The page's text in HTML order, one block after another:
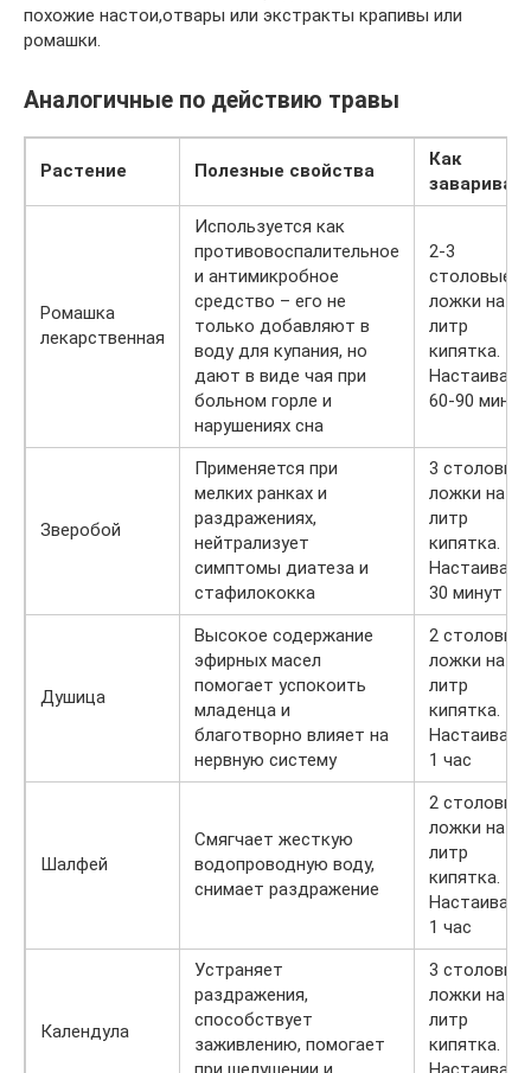
похожие настои,отвары или экстракты крапивы или
ромашки.
Аналогичные по действию травы
Растение Полезные свойства
Как
Ромашка
лекарственная
Используется как
противовоспалительное
и антимикробное
средство – его не
только добавляют в
воду для купания, но
дают в виде чая при
больном горле и
нарушениях сна
2-3
столовые
ложки на 1
литр
кипятка.
Настаивать
60-90 минут
Зверобой
Применяется при
мелких ранках и
раздражениях,
нейтрализует
симптомы диатеза и
стафилококка
3 столовые
ложки на 1
литр
кипятка.
Настаивать
30 минут
Душица
Высокое содержание
эфирных масел
помогает успокоить
младенца и
благотворно влияет на
нервную систему
2 столовые
ложки на 1
литр
кипятка.
Настаивать
1 час
Шалфей
Смягчает жесткую
водопроводную воду,
снимает раздражение
2 столовые
ложки на 1
литр
кипятка.
Настаивать
1 час
Календула
Устраняет
раздражения,
способствует
заживлению, помогает
3 столовые
ложки на 1
литр
кипятка.